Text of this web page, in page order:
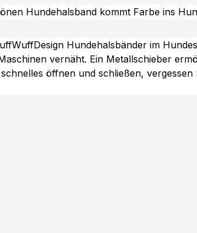
Hundehalsband kommt Farbe ins
Hundehalsbänder im
vernäht. Ein Metallschieber
öffnen und schließen,